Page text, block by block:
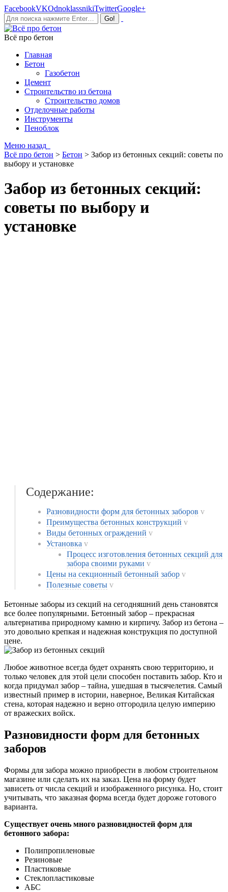
FacebookVKOdnoklassnikiTwitterGoogle+
Всё про бетон
Главная
Бетон
Газобетон
Цемент
Строительство из бетона
Строительство домов
Отделочные работы
Инструменты
Пеноблок
Меню назад
Всё про бетон > Бетон > Забор из бетонных секций: советы по
выбору и установке
Забор из бетонных секций:
советы по выбору и
установке
Содержание:
Разновидности форм для бетонных заборов v
Преимущества бетонных конструкций v
Виды бетонных ограждений v
Установка v
Процесс изготовления бетонных секций для
забора своими руками v
Цены на секционный бетонный забор v
Полезные советы v
Бетонные заборы из секций на сегодняшний день становятся
все более популярными. Бетонный забор – прекрасная
альтернатива природному камню и кирпичу. Забор из бетона –
это довольно крепкая и надежная конструкция по доступной
цене.
Любое животное всегда будет охранять свою территорию, и
только человек для этой цели способен поставить забор. Кто и
когда придумал забор – тайна, ушедшая в тысячелетия. Самый
известный пример в истории, наверное, Великая Китайская
стена, которая надежно и верно отгородила целую империю
от вражеских войск.
Разновидности форм для бетонных
заборов
Формы для забора можно приобрести в любом строительном
магазине или сделать их на заказ. Цена на форму будет
зависеть от числа секций и изображенного рисунка. Но, стоит
учитывать, что заказная форма всегда будет дороже готового
варианта.
Существует очень много разновидностей форм для
бетонного забора:
Полипропиленовые
Резиновые
Пластиковые
Стеклопластиковые
АБС